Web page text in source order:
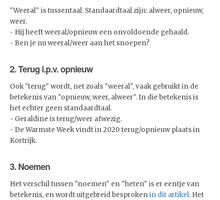
"Weeral" is tussentaal. Standaardtaal zijn: alweer, opnieuw,
weer.
- Hij heeft weeral/opnieuw een onvoldoende gehaald.
- Ben je nu weeral/weer aan het snoepen?
2. Terug i.p.v. opnieuw
Ook "terug" wordt, net zoals "weeral", vaak gebruikt in de
betekenis van "opnieuw, weer, alweer". In die betekenis is
het echter geen standaardtaal.
- Geraldine is terug/weer afwezig.
- De Warmste Week vindt in 2020 terug/opnieuw plaats in
Kortrijk.
3. Noemen
Het verschil tussen "noemen" en "heten" is er eentje van
betekenis, en wordt uitgebreid besprokenin dit artikel. Het